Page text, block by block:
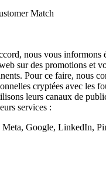
Match
nous vous informons
sur des promotions et
Pour ce faire, nous
cryptées avec les
leurs canaux de
services :
Google, LinkedIn,